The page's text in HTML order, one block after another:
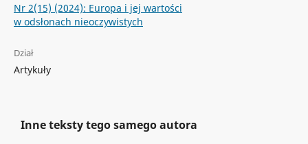
Nr 2(15) (2024): Europa i jej wartości
w odsłonach nieoczywistych
Dział
Artykuły
Inne teksty tego samego autora